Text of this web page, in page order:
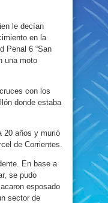
le decían
en la
Penal 6 “San
una moto
con los
donde estaba
20 años y murió
de Corrientes.
En base a
se pudo
esposado
sector de